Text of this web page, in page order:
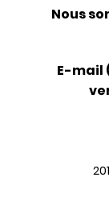
Nous
E-mail